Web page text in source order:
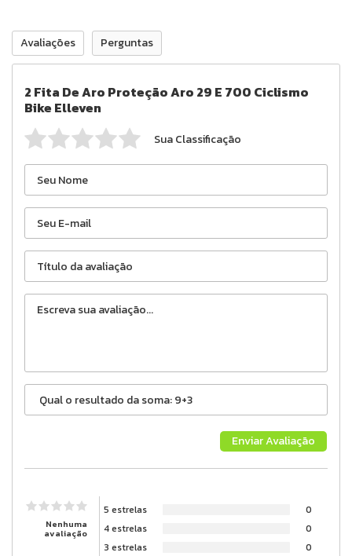
Avaliações Perguntas
2 Fita De Aro Proteção Aro 29 E 700 Ciclismo
Bike Elleven
Sua Classificação
Nenhuma
avaliação
5 estrelas
0
4 estrelas
0
3 estrelas
0